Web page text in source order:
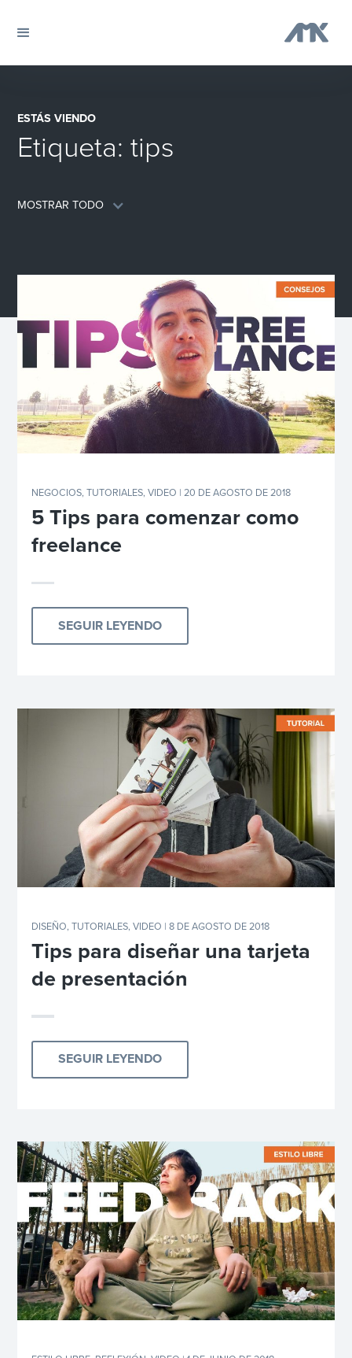
ESTÁS VIENDO
Etiqueta:tips
MOSTRAR TODO
NEGOCIOS,TUTORIALES,VIDEO | 20 DE AGOSTO DE 2018
5 Tips para comenzar como
freelance
SEGUIR LEYENDO
DISEÑO,TUTORIALES,VIDEO | 8 DE AGOSTO DE 2018
Tips para diseñar una tarjeta
de presentación
SEGUIR LEYENDO